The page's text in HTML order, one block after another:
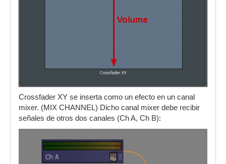
Crossfader XY se inserta como un efecto en un canal
mixer. (MIX CHANNEL) Dicho canal mixer debe recibir
señales de otros dos canales (Ch A, Ch B):